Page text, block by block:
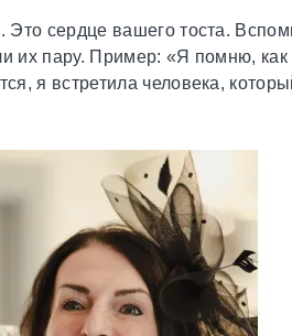
Это сердце вашего тоста.
их пару. Пример: «Я помню,
я встретила человека,